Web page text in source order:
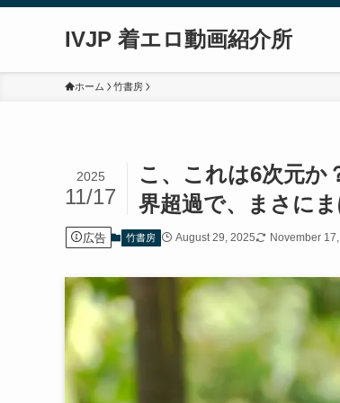
IVJP 着エロ動画紹介所
ホーム 竹書房
こ、これは6次元か
界超過で、まさに
2025
11/17
広告 竹書房 August 29, 2025 November